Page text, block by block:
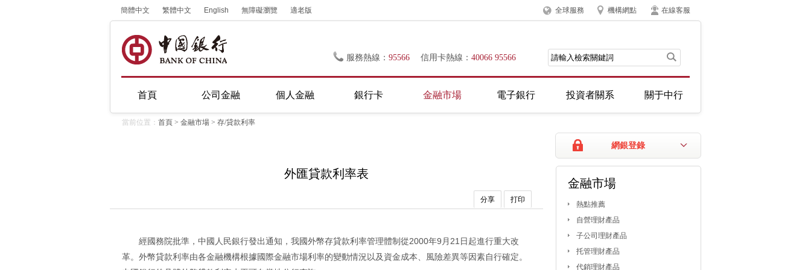
簡體中文 繁體中文 English 無障礙瀏覽 適老版 全球服務 機構網點 在線客服
服務熱線： 95566 信用卡熱線： 40066 95566
首頁 公司金融 個人金融 銀行卡 金融市場 電子銀行 投資者關系 關于中行
當前位置： 首頁 > 金融市場 > 存/貸款利率
網銀登錄
外匯貸款利率表
分享 打印
經國務院批準，中國人民銀行發出通知，我國外幣存貸款利率管理體制從2000年9月21日起進行重大改
革。外幣貸款利率由各金融機構根據國際金融市場利率的變動情況以及資金成本、風險差異等因素自行確定。
金融市場
熱點推薦
自營理財產品
子公司理財產品
托管理財產品
代銷理財產品